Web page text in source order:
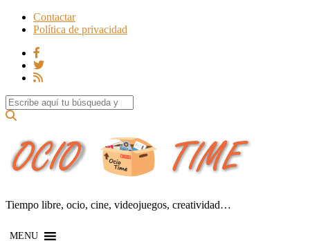
Contactar
Política de privacidad
Search for:
Tiempo libre, ocio, cine, videojuegos, creatividad…
MENU